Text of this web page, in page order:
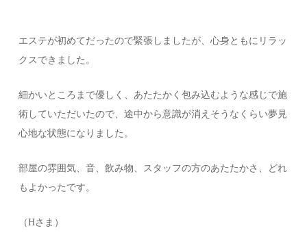
エステが初めてだったので緊張しましたが、心身ともにリラッ
クスできました。
細かいところまで優しく、あたたかく包み込むような感じで施
術していただいたので、途中から意識が消えそうなくらい夢見
心地な状態になりました。
部屋の雰囲気、音、飲み物、スタッフの方のあたたかさ、どれ
もよかったです。
（Hさま）